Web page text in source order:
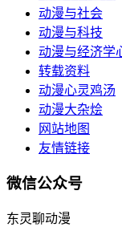
动漫与社会
动漫与科技
动漫与经济学
转载资料
动漫心灵鸡汤
动漫大杂烩
网站地图
友情链接
微信公众号
东灵聊动漫